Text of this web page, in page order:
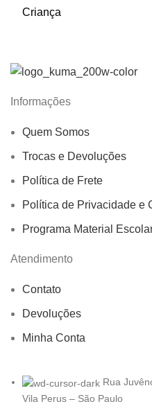
Informações
Quem Somos
Trocas e Devoluções
Política de Frete
Política de Privacidade e
Programa Material
Atendimento
Contato
Devoluções
Minha Conta
Rua
Vila Perus – São Paulo